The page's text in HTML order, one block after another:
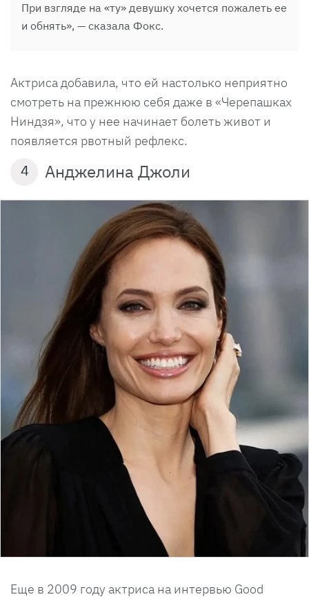
При взгляде на «ту» девушку хочется пожалеть ее
и обнять», — сказала Фокс.
Актриса добавила, что ей настолько неприятно
смотреть на прежнюю себя даже в «Черепашках
Ниндзя», что у нее начинает болеть живот и
появляется рвотный рефлекс.
4 Анджелина Джоли
Еще в 2009 году актриса на интервью Good